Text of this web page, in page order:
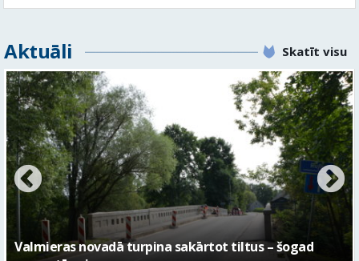
Aktuāli Skatīt visu
No pagaidu teātra līdz laikmetīgās kultūras centram